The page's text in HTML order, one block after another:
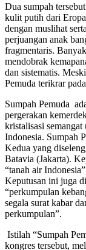
Dua sumpah
kulit putih dari
dengan muslihat
perjuangan anak
fragmentaris.
mendobrak
dan sistematis.
Pemuda terikrar
Sumpah Pemuda
pergerakan
kristalisasi
Indonesia. Sumpah
Kedua yang
Batavia (Jakarta).
“tanah air
Keputusan ini juga
“perkumpulan
segala surat kabar
perkumpulan”.
Istilah “Sumpah
kongres tersebut,